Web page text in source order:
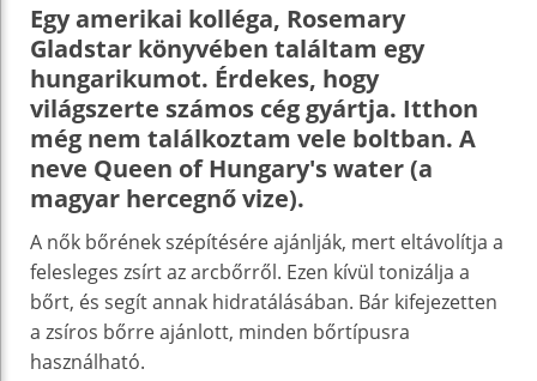
Egy amerikai kolléga, Rosemary
Gladstar könyvében találtam egy
hungarikumot. Érdekes, hogy
világszerte számos cég gyártja. Itthon
még nem találkoztam vele boltban. A
neve Queen of Hungary's water (a
magyar hercegnő vize).
A nők bőrének szépítésére ajánlják, mert eltávolítja a
felesleges zsírt az arcbőrről. Ezen kívül tonizálja a
bőrt, és segít annak hidratálásában. Bár kifejezetten
a zsíros bőrre ajánlott, minden bőrtípusra
használható.